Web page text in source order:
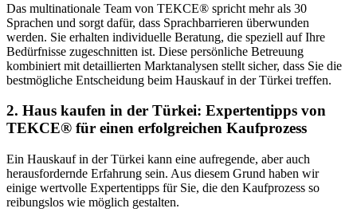
Das multinationale Team von TEKCE® spricht mehr als 30
Sprachen und sorgt dafür, dass Sprachbarrieren überwunden
werden. Sie erhalten individuelle Beratung, die speziell auf Ihre
Bedürfnisse zugeschnitten ist. Diese persönliche Betreuung
kombiniert mit detaillierten Marktanalysen stellt sicher, dass Sie die
bestmögliche Entscheidung beim Hauskauf in der Türkei treffen.
2. Haus kaufen in der Türkei: Expertentipps von
TEKCE® für einen erfolgreichen Kaufprozess
Ein Hauskauf in der Türkei kann eine aufregende, aber auch
herausfordernde Erfahrung sein. Aus diesem Grund haben wir
einige wertvolle Expertentipps für Sie, die den Kaufprozess so
reibungslos wie möglich gestalten.